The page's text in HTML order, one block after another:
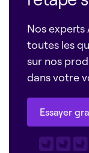
Nos
toutes les
sur nos
dans votre
Essayer
Essayer